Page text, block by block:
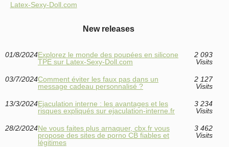
Latex-Sexy-Doll.com
New releases
01/8/2024Explorez le monde des poupées en silicone
TPE sur Latex-Sexy-Doll.com
2 093
Visits
03/7/2024Comment éviter les faux pas dans un
message cadeau personnalisé ?
2 127
Visits
13/3/2024Ejaculation interne : les avantages et les
risques expliqués sur ejaculation-interne.fr
3 234
Visits
28/2/2024Ne vous faites plus arnaquer, cbx.fr vous
propose des sites de porno CB fiables et
légitimes
3 462
Visits